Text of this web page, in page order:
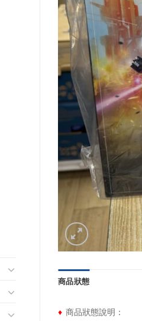
商品狀態
♦ 商品狀態說明：